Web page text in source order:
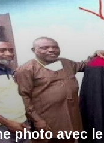
photo avec